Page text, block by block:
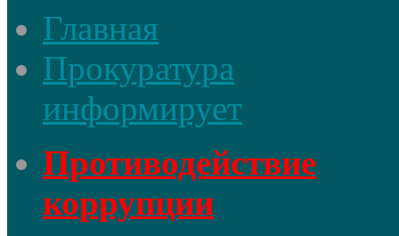
Главная
Прокуратура
информирует
Противодействие
коррупции